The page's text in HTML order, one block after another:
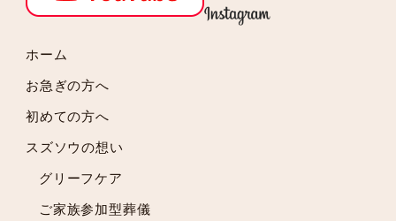
ホーム
お急ぎの方へ
初めての方へ
スズソウの想い
グリーフケア
ご家族参加型葬儀